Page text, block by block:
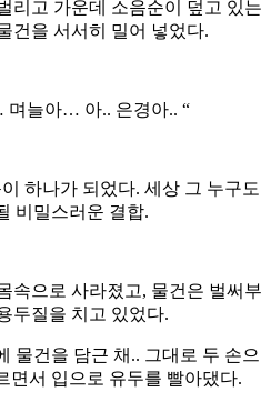
리고 가운데 소음순이 덮고 있는
건을 서서히 밀어 넣었다.
늘아… 아.. 은경아.. “
하나가 되었다. 세상 그 누구도
비밀스러운 결합.
속으로 사라졌고, 물건은 벌써부
두질을 치고 있었다.
물건을 담근 채.. 그대로 두 손으
면서 입으로 유두를 빨아댔다.